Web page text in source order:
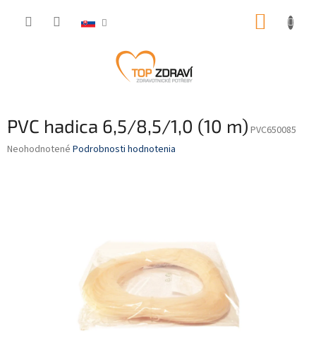
PVC hadica 6,5/8,5/1,0 (10 m) PVC650085
Priemerné
Neohodnotené Podrobnosti hodnotenia